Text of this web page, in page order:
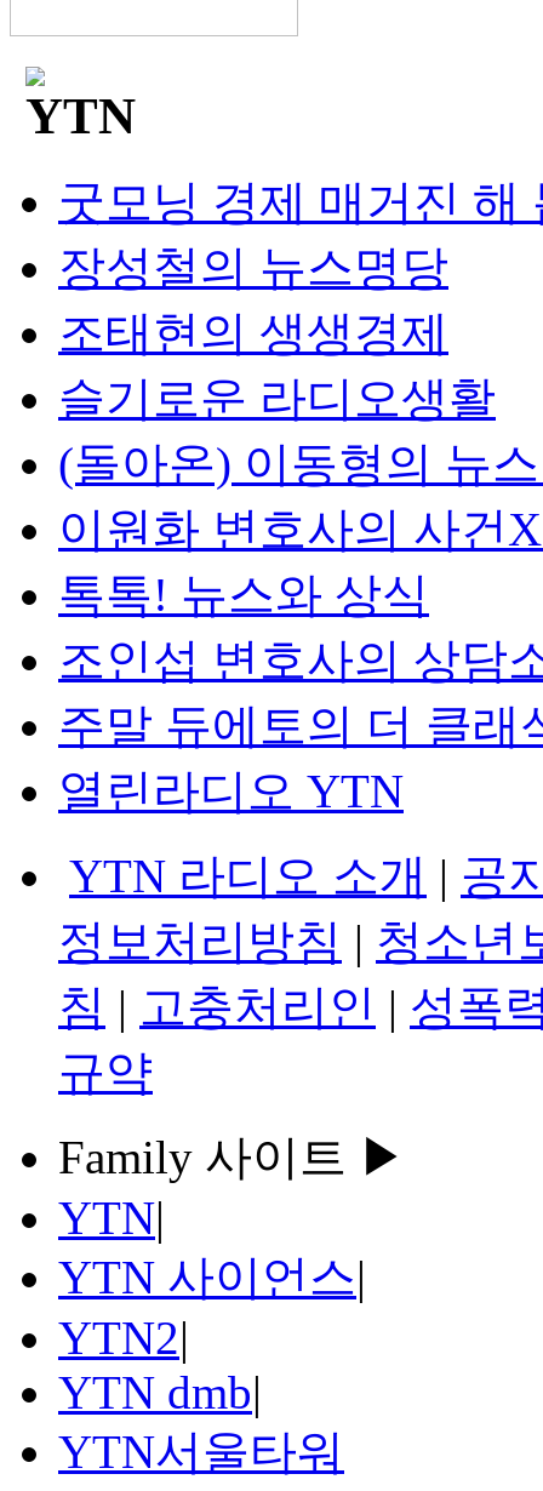
굿모닝 경제 매거진 해
장성철의 뉴스명당
조태현의 생생경제
슬기로운 라디오생활
(돌아온) 이동형의 뉴
이원화 변호사의 사건
톡톡! 뉴스와 상식
조인섭 변호사의 상담
주말 듀에토의 더 클래
열린라디오 YTN
YTN 라디오 소개 | 공
정보처리방침 | 청소년
침 | 고충처리인 | 성폭
규약
Family 사이트 ▶
YTN|
YTN 사이언스|
YTN2|
YTN dmb|
YTN서울타워